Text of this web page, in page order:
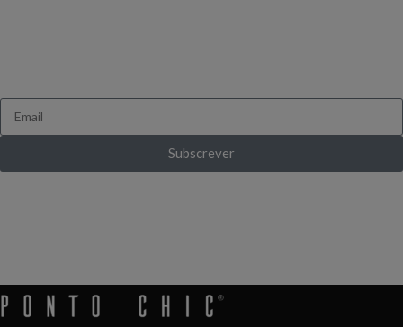
Subscrever